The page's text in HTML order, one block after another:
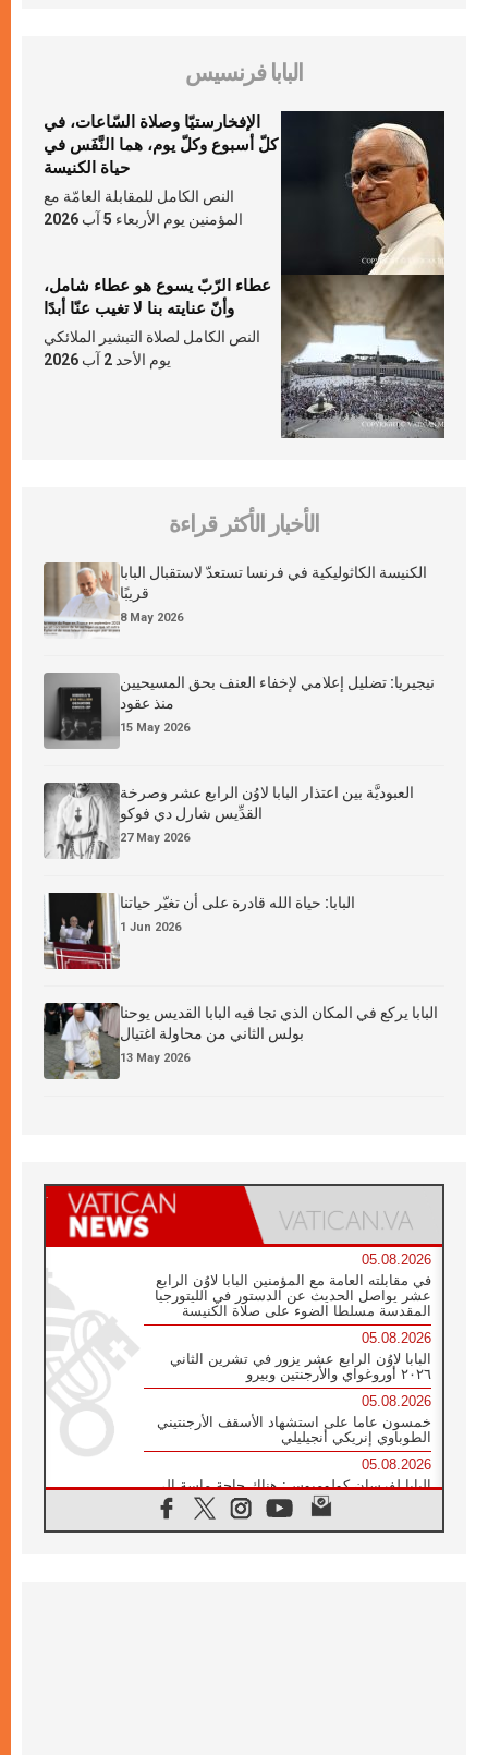
البابا فرنسيس
الإفخارستيّا وصلاة السّاعات، في
كلّ أسبوع وكلّ يوم، هما النَّفَس في
حياة الكنيسة
النص الكامل للمقابلة العامّة مع
المؤمنين يوم الأربعاء 5 آب 2026
عطاء الرّبّ يسوع هو عطاء شامل،
وأنّ عنايته بنا لا تغيب عنّا أبدًا
النص الكامل لصلاة التبشير الملائكي
يوم الأحد 2 آب 2026
الأخبار الأكثر قراءة
الكنيسة الكاثوليكية في فرنسا تستعدّ لاستقبال البابا
قريبًا
8 May 2026
نيجيريا: تضليل إعلامي لإخفاء العنف بحق المسيحيين
منذ عقود
15 May 2026
العبوديَّة بين اعتذار البابا لاوُن الرابع عشر وصرخة
القدِّيس شارل دي فوكو
27 May 2026
البابا: حياة الله قادرة على أن تغيّر حياتنا
1 Jun 2026
البابا يركع في المكان الذي نجا فيه البابا القديس يوحنا
بولس الثاني من محاولة اغتيال
13 May 2026
05.08.2026
في مقابلته العامة مع المؤمنين البابا لاوُن الرابع
عشر يواصل الحديث عن الدستور في الليتورجيا
المقدسة مسلطا الضوء على صلاة الكنيسة
05.08.2026
البابا لاوُن الرابع عشر يزور في تشرين الثاني
٢٠٢٦ أوروغواي والأرجنتين وبيرو
05.08.2026
خمسون عاما على استشهاد الأسقف الأرجنتيني
الطوباوي إنريكي أنجيليلي
05.08.2026
البابا لفرسان كولومبوس: هناك حاجة ماسة إلى
أنبياء تناغم يسعون إلى بناء الجسور
04.08.2026